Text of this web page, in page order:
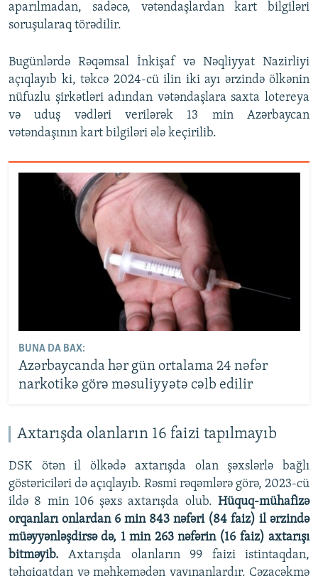
aparılmadan, sadəcə, vətəndaşlardan kart bilgiləri
soruşularaq törədilir.
Bugünlərdə Rəqəmsal İnkişaf və Nəqliyyat Nazirliyi
açıqlayıb ki, təkcə 2024-cü ilin iki ayı ərzində ölkənin
nüfuzlu şirkətləri adından vətəndaşlara saxta lotereya
və uduş vədləri verilərək 13 min Azərbaycan
vətəndaşının kart bilgiləri ələ keçirilib.
BUNA DA BAX:
Azərbaycanda hər gün ortalama 24 nəfər
narkotikə görə məsuliyyətə cəlb edilir
Axtarışda olanların 16 faizi tapılmayıb
DSK ötən il ölkədə axtarışda olan şəxslərlə bağlı
göstəriciləri də açıqlayıb. Rəsmi rəqəmlərə görə, 2023-cü
ildə 8 min 106 şəxs axtarışda olub. Hüquq-mühafizə
orqanları onlardan 6 min 843 nəfəri (84 faiz) il ərzində
müəyyənləşdirsə də, 1 min 263 nəfərin (16 faiz) axtarışı
bitməyib. Axtarışda olanların 99 faizi istintaqdan,
təhqiqatdan və məhkəmədən yayınanlardır. Cəzaçəkmə